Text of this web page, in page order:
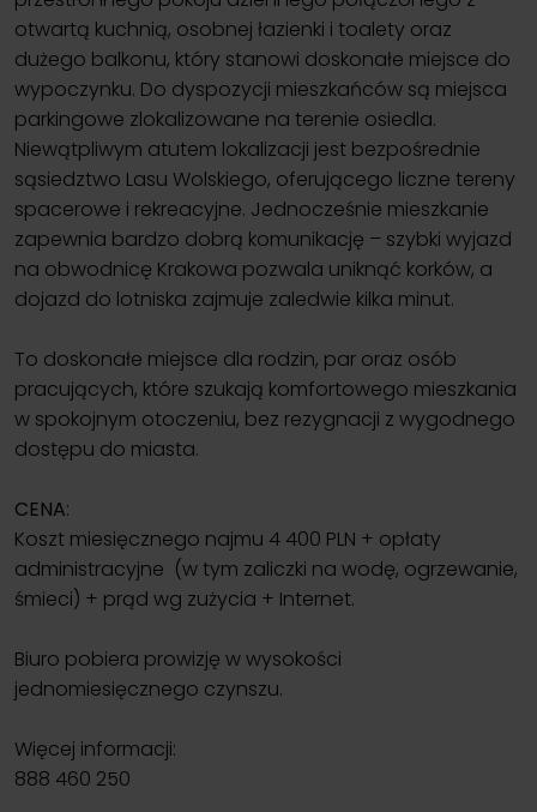
otwartą kuchnią, osobnej łazienki i toalety oraz
dużego balkonu, który stanowi doskonałe miejsce do
wypoczynku. Do dyspozycji mieszkańców są miejsca
parkingowe zlokalizowane na terenie osiedla.
Niewątpliwym atutem lokalizacji jest bezpośrednie
sąsiedztwo Lasu Wolskiego, oferującego liczne tereny
spacerowe i rekreacyjne. Jednocześnie mieszkanie
zapewnia bardzo dobrą komunikację – szybki wyjazd
na obwodnicę Krakowa pozwala uniknąć korków, a
dojazd do lotniska zajmuje zaledwie kilka minut.
To doskonałe miejsce dla rodzin, par oraz osób
pracujących, które szukają komfortowego mieszkania
w spokojnym otoczeniu, bez rezygnacji z wygodnego
dostępu do miasta.
CENA:
Koszt miesięcznego najmu 4 400 PLN + opłaty
administracyjne (w tym zaliczki na wodę, ogrzewanie,
śmieci) + prąd wg zużycia + Internet.
Biuro pobiera prowizję w wysokości
jednomiesięcznego czynszu.
Więcej informacji:
888 460 250